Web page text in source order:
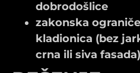
dobrodošlice
zakonska
kladionica (bez
crna ili siva fasada)